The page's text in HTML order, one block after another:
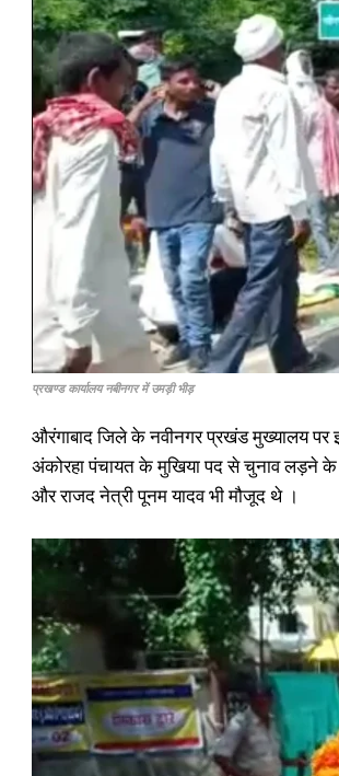
प्रखण्ड कार्यालय नबीनगर में उमड़ी भीड़
औरंगाबाद जिले के नवीनगर प्रखंड मुख्यालय पर
अंकोरहा पंचायत के मुखिया पद से चुनाव लड़ने के
और राजद नेत्री पूनम यादव भी मौजूद थे ।